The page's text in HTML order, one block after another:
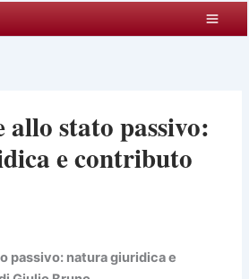
allo stato passivo:
e contributo
passivo: natura giuridica e